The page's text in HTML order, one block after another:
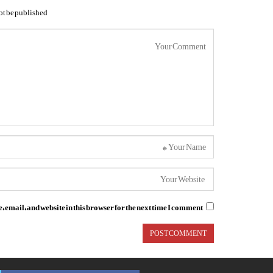
be published.
email, and website in this browser for the next time I comment.